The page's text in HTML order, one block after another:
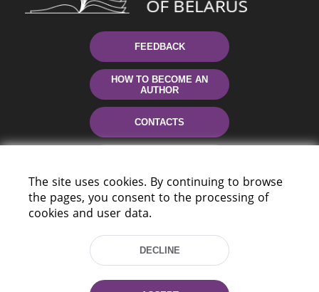
FEEDBACK
HOW TO BECOME AN
AUTHOR
CONTACTS
The site uses cookies. By continuing to browse
the pages, you consent to the processing of
cookies and user data.
DECLINE